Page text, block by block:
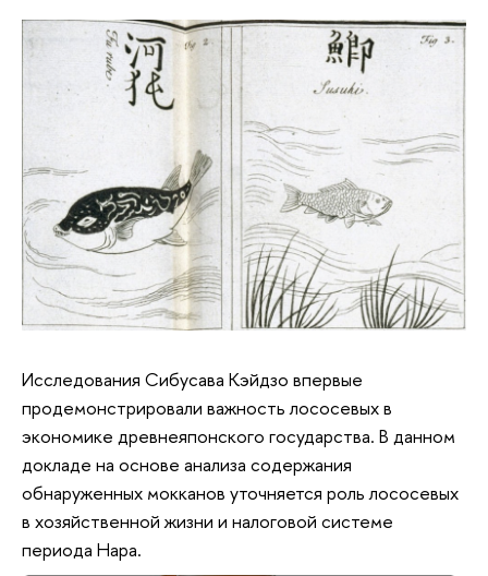
Исследования Сибусава Кэйдзо впервые
продемонстрировали важность лососевых в
экономике древнеяпонского государства. В данном
докладе на основе анализа содержания
обнаруженных мокканов уточняется роль лососевых
в хозяйственной жизни и налоговой системе
периода Нара.